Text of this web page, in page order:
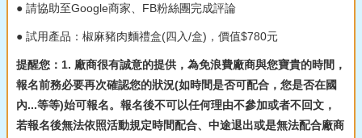
● 請協助至Google商家、FB粉絲團完成評論
● 試用產品：椒麻豬肉麵禮盒(四入/盒)，價值$780元
提醒您：1. 廠商很有誠意的提供，為免浪費廠商與您寶貴的時間，
報名前務必要再次確認您的狀況(如時間是否可配合，您是否在國
內...等等)始可報名。報名後不可以任何理由不參加或者不回文，
若報名後無法依照活動規定時間配合、中途退出或是無法配合廠商